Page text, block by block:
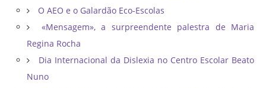
O AEO e o Galardão Eco-Escolas
«Mensagem», a surpreendente palestra de Maria
Regina Rocha
Dia Internacional da Dislexia no Centro Escolar Beato
Nuno